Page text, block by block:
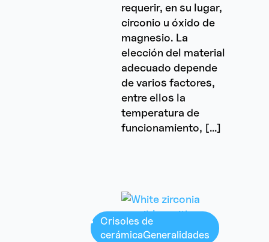
requerir, en su lugar,
circonio u óxido de
magnesio. La
elección del material
adecuado depende
de varios factores,
entre ellos la
temperatura de
funcionamiento, […]
Crisoles de
cerámicaGeneralidades